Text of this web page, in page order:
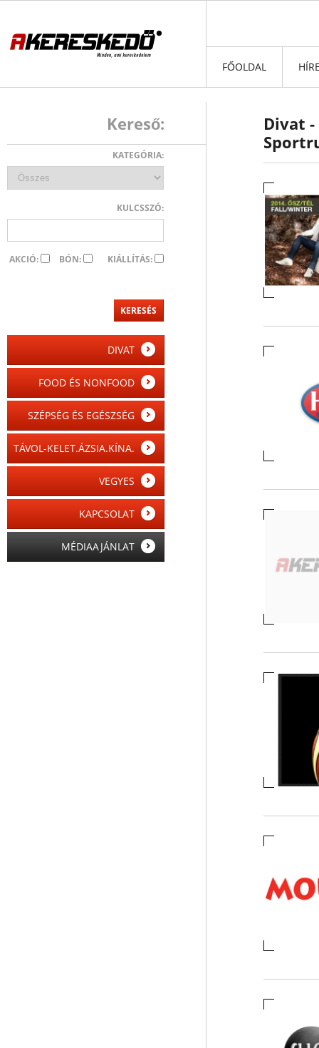
FŐOLDAL
Divat
Kereső:
KATEGÓRIA:
KULCSSZÓ:
AKCIÓ: BÓN: KIÁLLÍTÁS:
DIVAT
FOOD ÉS NONFOOD
SZÉPSÉG ÉS EGÉSZSÉG
TÁVOL-KELET.ÁZSIA.KÍNA.
VEGYES
KAPCSOLAT
MÉDIAAJÁNLAT